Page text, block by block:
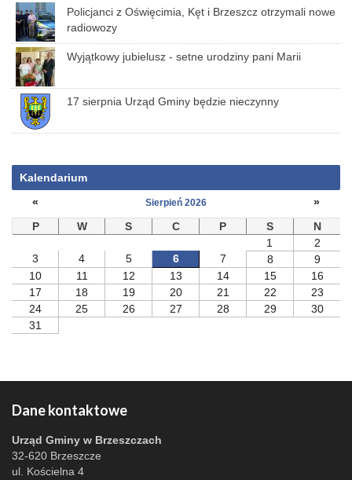
Policjanci z Oświęcimia, Kęt i Brzeszcz otrzymali nowe
radiowozy
Wyjątkowy jubielusz - setne urodziny pani Marii
17 sierpnia Urząd Gminy będzie nieczynny
Kalendarium
«
Sierpień 2026
»
P
W S C P S
N
1
2
3
4 5 6 7 8
9
10
11 12 13 14 15
16
17
18 19 20 21 22
23
24
25 26 27 28 29
30
31
Dane kontaktowe
Urząd Gminy w Brzeszczach
32-620 Brzeszcze
ul. Kościelna 4